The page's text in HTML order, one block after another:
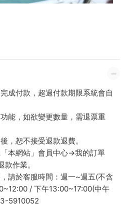
成付款，超過付款期限系統會自
能，如欲變更數量，需退票重
，恕不接受退款退費。
本網站」會員中心→我的訂單
作業。
請於客服時間：週一~週五(不含
/ 下午13:00~17:00(中午
5910052